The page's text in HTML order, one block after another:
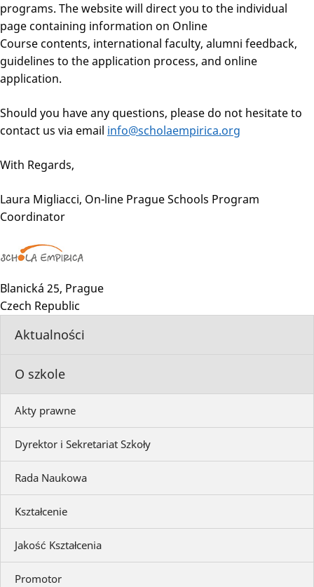
Aktualności
O szkole
Akty prawne
Dyrektor i Sekretariat Szkoły
Rada Naukowa
Kształcenie
Jakość Kształcenia
Promotor
programs. The website will direct you to the individual
page containing information on Online
Course contents, international faculty, alumni feedback,
guidelines to the application process, and online
application.
Should you have any questions, please do not hesitate to
contact us via email info@scholaempirica.org
With Regards,
Laura Migliacci, On-line Prague Schools Program
Coordinator
Blanická 25, Prague
Czech Republic